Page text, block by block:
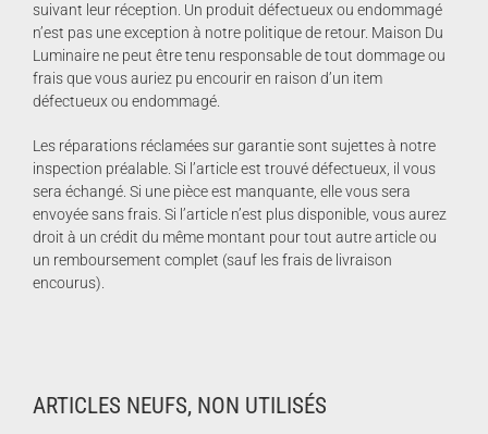
suivant leur réception. Un produit défectueux ou endommagé
n’est pas une exception à notre politique de retour. Maison Du
Luminaire ne peut être tenu responsable de tout dommage ou
frais que vous auriez pu encourir en raison d’un item
défectueux ou endommagé.
Les réparations réclamées sur garantie sont sujettes à notre
inspection préalable. Si l’article est trouvé défectueux, il vous
sera échangé. Si une pièce est manquante, elle vous sera
envoyée sans frais. Si l’article n’est plus disponible, vous aurez
droit à un crédit du même montant pour tout autre article ou
un remboursement complet (sauf les frais de livraison
encourus).
ARTICLES NEUFS, NON UTILISÉS